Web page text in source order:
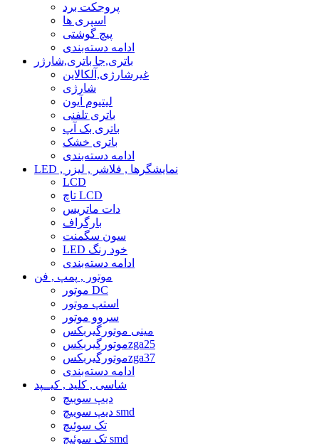
پروجکت برد
اسپری ها
پیچ گوشتی
ادامه دسته‌بندی
باتری,جا باتری,شارژر
غیرشارژی,آلکالاین
شارژی
لیتیوم آیون
باتری تلفنی
باتری بک آپ
باتری خشک
ادامه دسته‌بندی
LED , نمایشگرها , فلاشر , لیزر
LCD
تاچ LCD
دات ماتریس
بارگراف
سون سگمنت
LED خود رنگ
ادامه دسته‌بندی
موتور , پمپ , فن
موتور DC
استپ موتور
سروو موتور
مینی موتورگیربکس
موتورگیربکسzga25
موتورگیربکسzga37
ادامه دسته‌بندی
شاسی , کلید , کیــپد
دیپ سوییچ
دیپ سوییچ smd
تک سوئیچ
تک سوئیچ smd